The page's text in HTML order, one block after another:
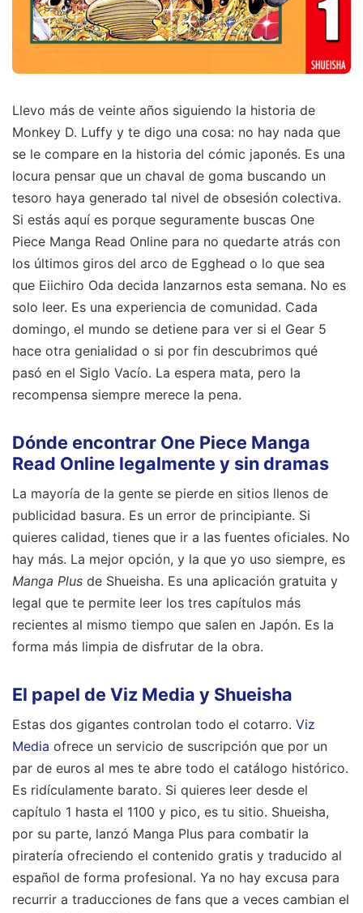
Llevo más de veinte años siguiendo la historia de
Monkey D. Luffy y te digo una cosa: no hay nada que
se le compare en la historia del cómic japonés. Es una
locura pensar que un chaval de goma buscando un
tesoro haya generado tal nivel de obsesión colectiva.
Si estás aquí es porque seguramente buscas One
Piece Manga Read Online para no quedarte atrás con
los últimos giros del arco de Egghead o lo que sea
que Eiichiro Oda decida lanzarnos esta semana. No es
solo leer. Es una experiencia de comunidad. Cada
domingo, el mundo se detiene para ver si el Gear 5
hace otra genialidad o si por fin descubrimos qué
pasó en el Siglo Vacío. La espera mata, pero la
recompensa siempre merece la pena.
Dónde encontrar One Piece Manga
Read Online legalmente y sin dramas
La mayoría de la gente se pierde en sitios llenos de
publicidad basura. Es un error de principiante. Si
quieres calidad, tienes que ir a las fuentes oficiales. No
hay más. La mejor opción, y la que yo uso siempre, es
Manga Plus de Shueisha. Es una aplicación gratuita y
legal que te permite leer los tres capítulos más
recientes al mismo tiempo que salen en Japón. Es la
forma más limpia de disfrutar de la obra.
El papel de Viz Media y Shueisha
Estas dos gigantes controlan todo el cotarro. Viz
Media ofrece un servicio de suscripción que por un
par de euros al mes te abre todo el catálogo histórico.
Es ridículamente barato. Si quieres leer desde el
capítulo 1 hasta el 1100 y pico, es tu sitio. Shueisha,
por su parte, lanzó Manga Plus para combatir la
piratería ofreciendo el contenido gratis y traducido al
español de forma profesional. Ya no hay excusa para
recurrir a traducciones de fans que a veces cambian el